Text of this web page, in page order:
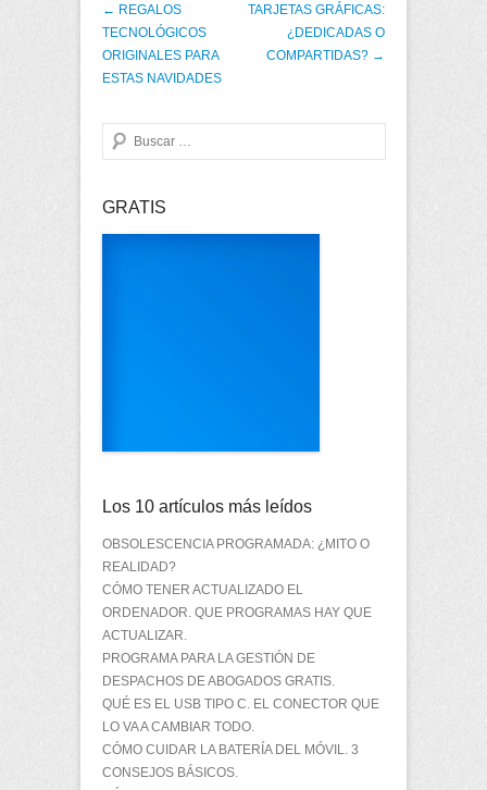
Post navigation
← REGALOS
TECNOLÓGICOS
ORIGINALES PARA
ESTAS NAVIDADES
TARJETAS GRÁFICAS:
¿DEDICADAS O
COMPARTIDAS? →
Buscar
GRATIS
Los 10 artículos más leídos
OBSOLESCENCIA PROGRAMADA: ¿MITO O
REALIDAD?
CÓMO TENER ACTUALIZADO EL
ORDENADOR. QUE PROGRAMAS HAY QUE
ACTUALIZAR.
PROGRAMA PARA LA GESTIÓN DE
DESPACHOS DE ABOGADOS GRATIS.
QUÉ ES EL USB TIPO C. EL CONECTOR QUE
LO VA A CAMBIAR TODO.
CÓMO CUIDAR LA BATERÍA DEL MÓVIL. 3
CONSEJOS BÁSICOS.